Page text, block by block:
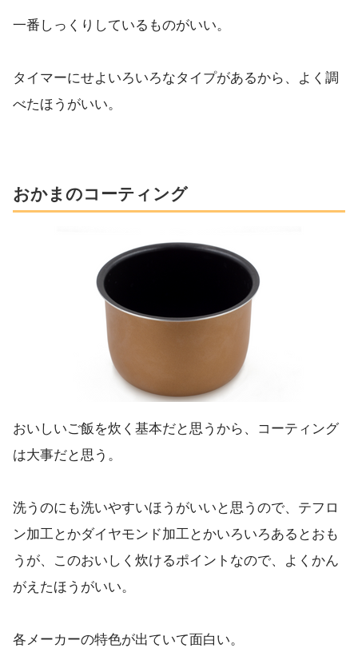
一番しっくりしているものがいい。
タイマーにせよいろいろなタイプがあるから、よく調
べたほうがいい。
おかまのコーティング
おいしいご飯を炊く基本だと思うから、コーティング
は大事だと思う。
洗うのにも洗いやすいほうがいいと思うので、テフロ
ン加工とかダイヤモンド加工とかいろいろあるとおも
うが、このおいしく炊けるポイントなので、よくかん
がえたほうがいい。
各メーカーの特色が出ていて面白い。